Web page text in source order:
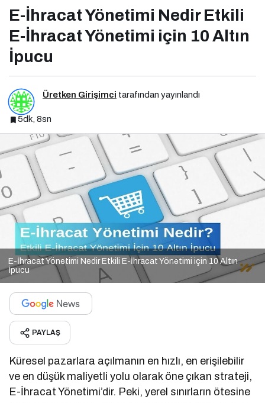
E-İhracat Yönetimi Nedir Etkili
E-İhracat Yönetimi için 10 Altın
İpucu
Üretken Girişimci tarafından yayınlandı
5dk, 8sn
E-İhracat Yönetimi Nedir Etkili E-İhracat Yönetimi için 10 Altın
İpucu
PAYLAŞ
Küresel pazarlara açılmanın en hızlı, en erişilebilir
ve en düşük maliyetli yolu olarak öne çıkan strateji,
E-İhracat Yönetimi’dir. Peki, yerel sınırların ötesine